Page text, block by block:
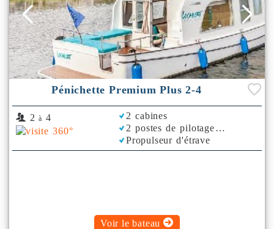
Pénichette Premium Plus 2-4
2 à 4
2 cabines
2 postes de pilotage
Propulseur d'étrave
Voir le bateau